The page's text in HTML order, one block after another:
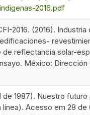
2016.pdf
2016. (2016). Industria
de reflectancia solar-
México: Dirección
de 1987). Nuestro
línea). Acesso em 28 de